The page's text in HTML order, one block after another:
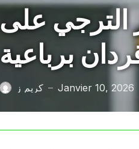
الترجي على
برباعية
كريم ز — Janvier 10, 2026